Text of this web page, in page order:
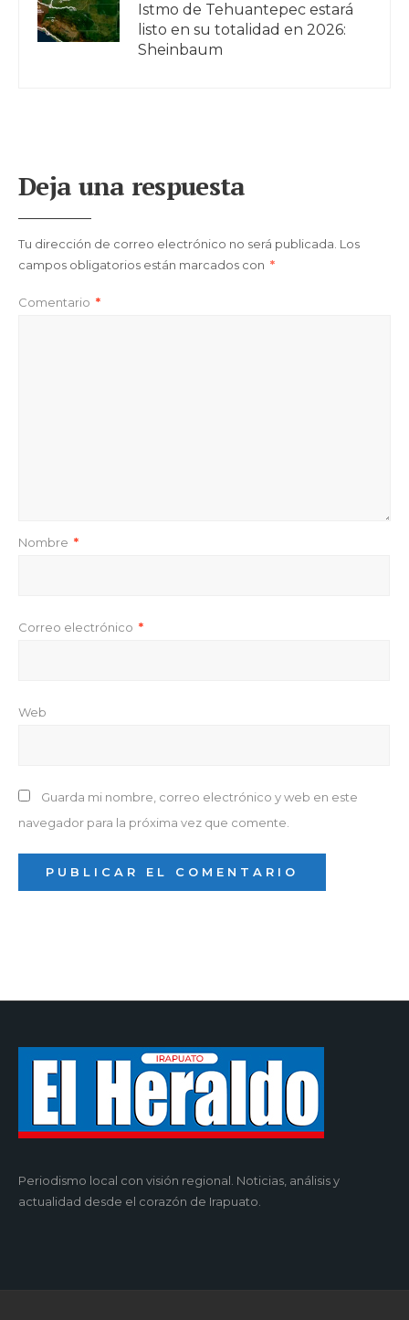
Istmo de Tehuantepec estará
listo en su totalidad en 2026:
Sheinbaum
Deja una respuesta
Tu dirección de correo electrónico no será publicada. Los
campos obligatorios están marcados con *
Comentario *
Nombre *
Correo electrónico *
Web
Guarda mi nombre, correo electrónico y web en este
navegador para la próxima vez que comente.
Periodismo local con visión regional. Noticias, análisis y
actualidad desde el corazón de Irapuato.